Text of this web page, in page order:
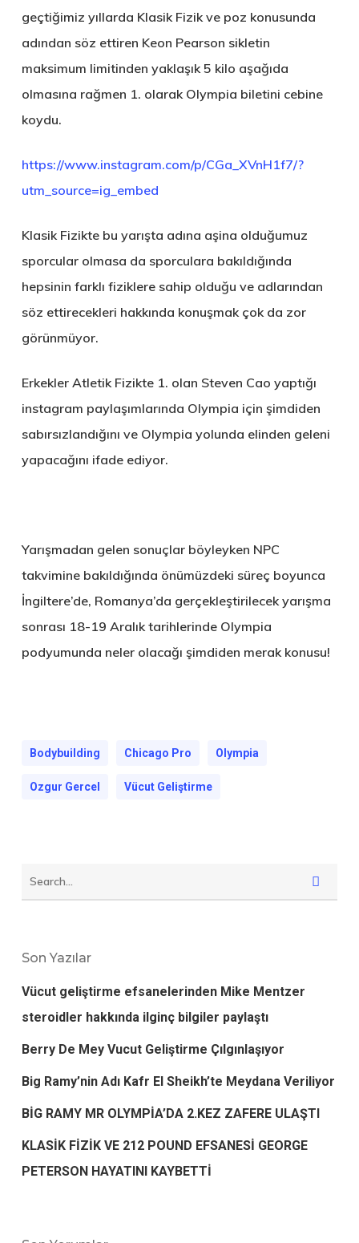
geçtiğimiz yıllarda Klasik Fizik ve poz konusunda
adından söz ettiren Keon Pearson sikletin
maksimum limitinden yaklaşık 5 kilo aşağıda
olmasına rağmen 1. olarak Olympia biletini cebine
koydu.
https://www.instagram.com/p/CGa_XVnH1f7/?
utm_source=ig_embed
Klasik Fizikte bu yarışta adına aşina olduğumuz
sporcular olmasa da sporculara bakıldığında
hepsinin farklı fiziklere sahip olduğu ve adlarından
söz ettirecekleri hakkında konuşmak çok da zor
görünmüyor.
Erkekler Atletik Fizikte 1. olan Steven Cao yaptığı
instagram paylaşımlarında Olympia için şimdiden
sabırsızlandığını ve Olympia yolunda elinden geleni
yapacağını ifade ediyor.
Yarışmadan gelen sonuçlar böyleyken NPC
takvimine bakıldığında önümüzdeki süreç boyunca
İngiltere’de, Romanya’da gerçekleştirilecek yarışma
sonrası 18-19 Aralık tarihlerinde Olympia
podyumunda neler olacağı şimdiden merak konusu!
Bodybuilding Chicago Pro Olympia
Ozgur Gercel Vücut Geliştirme
Son Yazılar
Vücut geliştirme efsanelerinden Mike Mentzer
steroidler hakkında ilginç bilgiler paylaştı
Berry De Mey Vucut Geliştirme Çılgınlaşıyor
Big Ramy’nin Adı Kafr El Sheikh’te Meydana Veriliyor
BİG RAMY MR OLYMPİA’DA 2.KEZ ZAFERE ULAŞTI
KLASİK FİZİK VE 212 POUND EFSANESİ GEORGE
PETERSON HAYATINI KAYBETTİ